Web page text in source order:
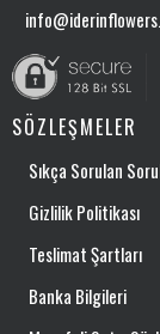
SÖZLEŞMELER
Sıkça Sorulan
Gizlilik Politikası
Teslimat Şartları
Banka Bilgileri